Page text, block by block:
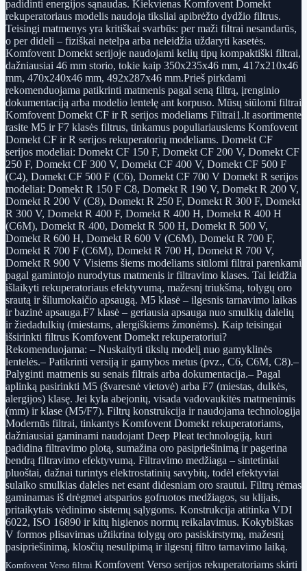
padidinti energijos sąnaudas. Kiekvienas Komfovent Domekt
rekuperatoriaus modelis naudoja tiksliai apibrėžto dydžio filtrus.
Teisingi matmenys yra kritiškai svarbūs: per maži filtrai nesandarūs,
o per dideli – fiziškai netelpa arba neleidžia uždaryti kasetės.
Komfovent Domekt serijoje naudojami kelių tipų kompaktiški filtrai,
dažniausiai 46 mm storio, tokie kaip 350x235x46 mm, 417x210x46
mm, 470x240x46 mm, 492x287x46 mm.Prieš pirkdami
rekomenduojama patikrinti matmenis pagal seną filtrą, įrenginio
dokumentaciją arba modelio lentelę ant korpuso. Mūsų siūlomi filtrai
Komfovent Domekt CF ir R serijos modeliams Filtrai1.lt asortimente
rasite M5 ir F7 klasės filtrus, tinkamus populiariausiems Komfovent
Domekt CF ir R serijos rekuperatorių modeliams. Domekt CF
serijos modeliai: Domekt CF 150 F, Domekt CF 200 V, Domekt CF
250 F, Domekt CF 300 V, Domekt CF 400 V, Domekt CF 500 F
(C4), Domekt CF 500 F (C6), Domekt CF 700 V Domekt R serijos
modeliai: Domekt R 150 F C8, Domekt R 190 V, Domekt R 200 V,
Domekt R 200 V (C8), Domekt R 250 F, Domekt R 300 F, Domekt
R 300 V, Domekt R 400 F, Domekt R 400 H, Domekt R 400 H
(C6M), Domekt R 400, Domekt R 500 H, Domekt R 500 V,
Domekt R 600 H, Domekt R 600 V (C6M), Domekt R 700 F,
Domekt R 700 F (C6M), Domekt R 700 H, Domekt R 700 V,
Domekt R 900 V Visiems šiems modeliams siūlomi filtrai parenkami
pagal gamintojo nurodytus matmenis ir filtravimo klases. Tai leidžia
išlaikyti rekuperatoriaus efektyvumą, mažesnį triukšmą, tolygų oro
srautą ir šilumokaičio apsaugą. M5 klasė – ilgesnis tarnavimo laikas
ir bazinė apsauga.F7 klasė – geriausia apsauga nuo smulkių dalelių
ir žiedadulkių (miestams, alergiškiems žmonėms). Kaip teisingai
išsirinkti filtrus Komfovent Domekt rekuperatoriui?
Rekomenduojama: – Nuskaityti tikslų modelį nuo gamyklinės
lentelės.– Patikrinti versiją ir gamybos metus (pvz., C6, C6M, C8).–
Palyginti matmenis su senais filtrais arba dokumentacija.– Pagal
aplinką pasirinkti M5 (švaresnė vietovė) arba F7 (miestas, dulkės,
alergijos) klasę. Jei kyla abejonių, visada vadovaukitės matmenimis
(mm) ir klase (M5/F7). Filtrų konstrukcija ir naudojama technologija
Modernūs filtrai, tinkantys Komfovent Domekt rekuperatoriams,
dažniausiai gaminami naudojant Deep Pleat technologiją, kuri
padidina filtravimo plotą, sumažina oro pasipriešinimą ir pagerina
bendrą filtravimo efektyvumą. Filtravimo medžiaga – sintetiniai
pluoštai, dažnai turintys elektrostatinių savybių, todėl efektyviai
sulaiko smulkias daleles net esant didesniam oro srautui. Filtrų rėmas
gaminamas iš drėgmei atsparios gofruotos medžiagos, su klijais,
pritaikytais vėdinimo sistemų sąlygoms. Konstrukcija atitinka VDI
6022, ISO 16890 ir kitų higienos normų reikalavimus. Kokybiškas
V formos plisavimas užtikrina tolygų oro pasiskirstymą, mažesnį
pasipriešinimą, klosčių nesulipimą ir ilgesnį filtro tarnavimo laiką.
Komfovent Verso filtrai Komfovent Verso serijos rekuperatoriams skirti